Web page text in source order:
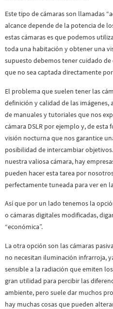
Este tipo de cámaras son llamadas
alcance depende de la potencia de
estas cámaras es que podemos
toda una habitación y obtener una
supuesto debemos tener cuidado
que no sea captada directamente
El problema que suelen tener las
definición y calidad de las
de manuales y tutoriales que nos
cámara DSLR por ejemplo y, de
visión nocturna que nos garantice
posibilidad de intercambiar
nuestra valiosa cámara, hay
pueden hacer esta tarea por
perfectamente tuneada para ver en
Así que por un lado tenemos la
o cámaras digitales modificadas,
“económica”.
La otra opción son las cámaras
no necesitan iluminación infrarroja,
sensible a la radiación que emiten
gran utilidad para percibir las
ambiente, pero suele dar muchos
hay muchas cosas que pueden